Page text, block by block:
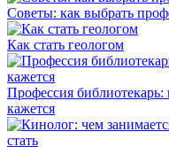
Советы: как выбрать
Как стать геологом
Профессия библиотекарь:
кажется